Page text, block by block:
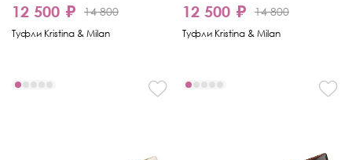
12 500 ₽ 14 800
Туфли Kristina & Milan
12 500 ₽ 14 800
Туфли Kristina & Milan